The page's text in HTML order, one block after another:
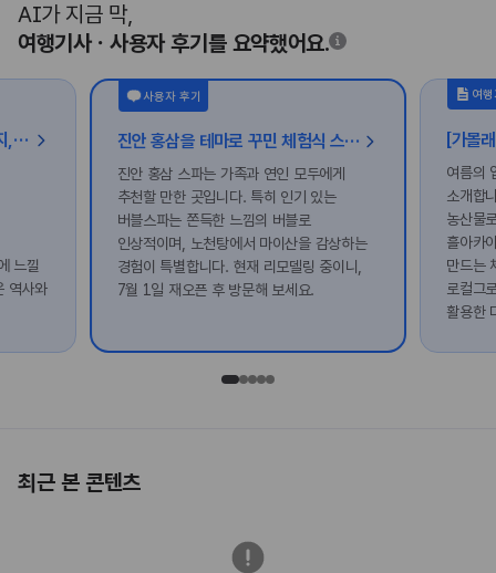
AI가 지금 막,
여행기사ㆍ사용자 후기를 요약했어요.
한옥 골목따라 만나는 감성 여행지, 전주 한옥마을 속 숨은 보물 찾기
느낄
역사와
사용자 후기
진안 홍삼을 테마로 꾸민 체험식 스파, 진안 홍삼스파
진안 홍삼 스파는 가족과 연인 모두에게
추천할 만한 곳입니다. 특히 인기 있는
버블스파는 쫀득한 느낌의 버블로
인상적이며, 노천탕에서 마이산을 감상하는
경험이 특별합니다. 현재 리모델링 중이니,
7월 1일 재오픈 후 방문해 보세요.
여
여름의
소개합
농산물
흘아카
만드는
로컬그
활용한
떠나보
최근 본 콘텐츠